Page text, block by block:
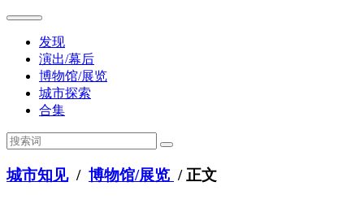
发现
演出/幕后
博物馆/展览
城市探索
合集
城市知见/ 博物馆/展览 / 正文